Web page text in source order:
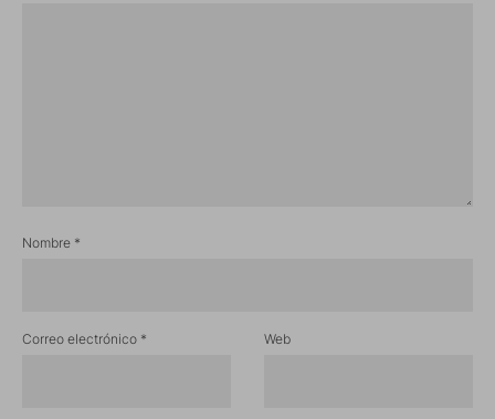
Nombre *
Correo electrónico * Web